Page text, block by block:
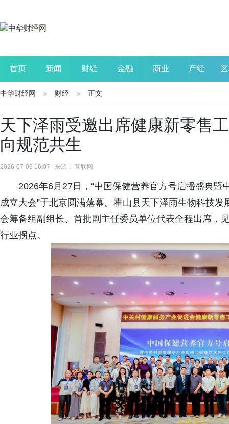
首页 新闻 财经 金融 商业 产经
公司 生活 读书
中华财经网 财经 正文
天下泽雨受邀出席健康新零售
向规范共生
2026-07-06 16:07 来源： 互联网
2026年6月27日，“中国保健营养官方号启播盛典
成立大会”于北京圆满落幕。霍山县天下泽雨生物科技
会筹备组副组长、首批副主任委员单位代表全程出席，
行业拐点。